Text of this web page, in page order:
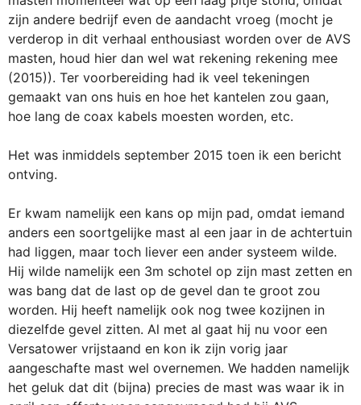
zijn andere bedrijf even de aandacht vroeg (mocht je
verderop in dit verhaal enthousiast worden over de AVS
masten, houd hier dan wel wat rekening rekening mee
(2015)). Ter voorbereiding had ik veel tekeningen
gemaakt van ons huis en hoe het kantelen zou gaan,
hoe lang de coax kabels moesten worden, etc.
Het was inmiddels september 2015 toen ik een bericht
ontving.
Er kwam namelijk een kans op mijn pad, omdat iemand
anders een soortgelijke mast al een jaar in de achtertuin
had liggen, maar toch liever een ander systeem wilde.
Hij wilde namelijk een 3m schotel op zijn mast zetten en
was bang dat de last op de gevel dan te groot zou
worden. Hij heeft namelijk ook nog twee kozijnen in
diezelfde gevel zitten. Al met al gaat hij nu voor een
Versatower vrijstaand en kon ik zijn vorig jaar
aangeschafte mast wel overnemen. We hadden namelijk
het geluk dat dit (bijna) precies de mast was waar ik in